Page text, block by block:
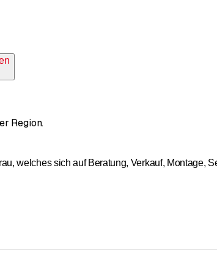
Region.
welches sich auf Beratung, Verkauf, Montage,
finden die individuelle Lösungen für Ihre